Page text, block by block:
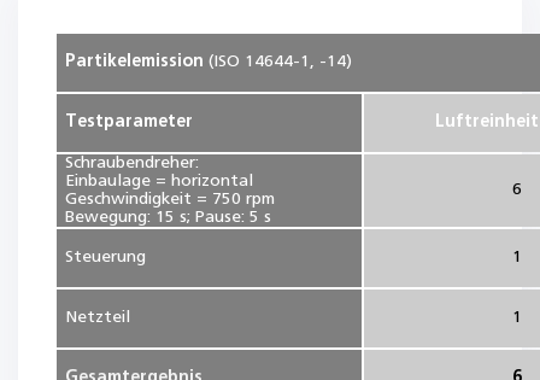
Partikelemission(ISO 14644-1, -14)
Testparameter
Schraubendreher:
Einbaulage = horizontal
Geschwindigkeit = 750 rpm
Bewegung: 15 s; Pause: 5 s
6
Steuerung 1
Netzteil 1